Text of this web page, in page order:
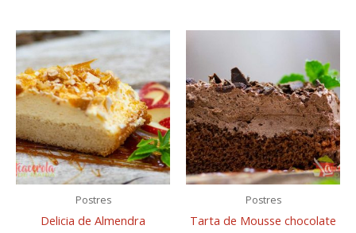
Postres
Delicia de Almendra
Postres
Tarta de Mousse chocolate